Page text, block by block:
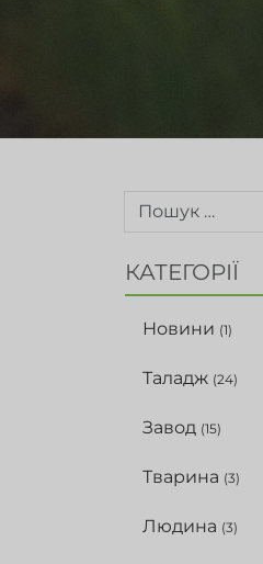
КАТЕГОРІЇ
Новини (1)
Таладж (24)
Завод (15)
Тварина (3)
Людина (3)